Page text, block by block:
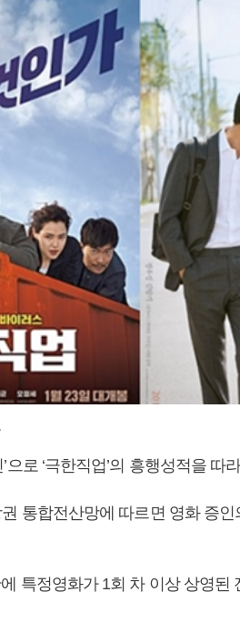
으로 ‘극한직업’의 흥행성적을 따
통합전산망에 따르면 영화 증
특정영화가 1회 차 이상 상영된